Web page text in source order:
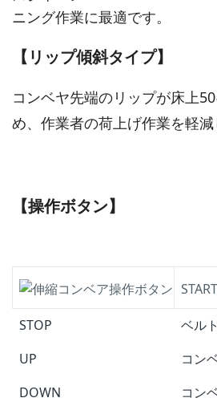
ニング作業に最適です。
【リップ傾斜タイプ】
コンベヤ先端のリップが床上
め、作業者の荷上げ作業を軽減
【操作ボタン】
START
STOP
ベル
UP
コン
DOWN
コン